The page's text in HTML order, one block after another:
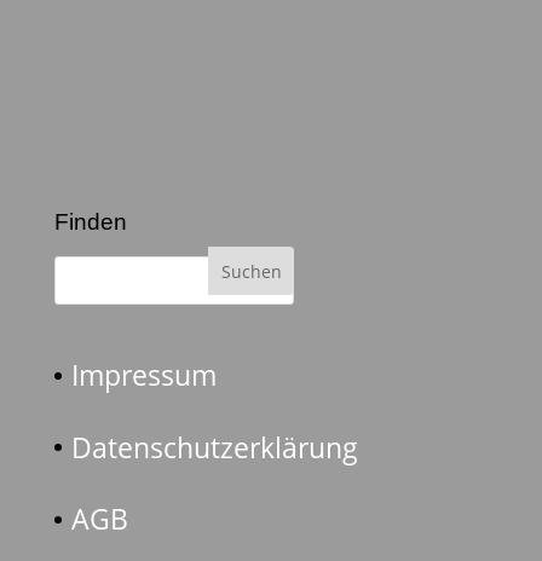
Finden
Impressum
Datenschutzerklärung
AGB